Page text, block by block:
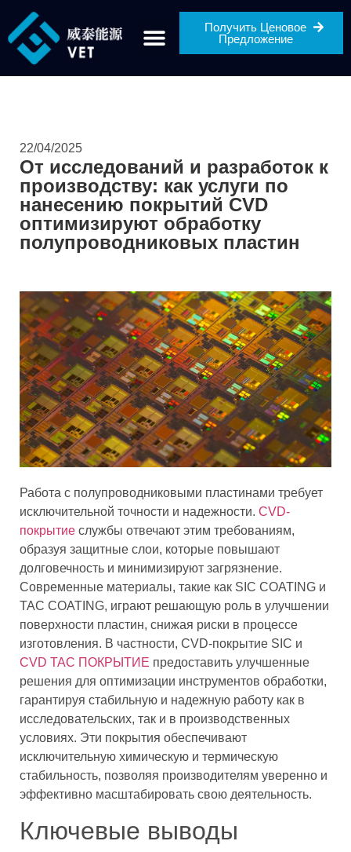
Получить Ценовое
Предложение
22/04/2025
От исследований и разработок к
производству: как услуги по
нанесению покрытий CVD
оптимизируют обработку
полупроводниковых пластин
Работа с полупроводниковыми пластинами требует
исключительной точности и надежности. CVD-
покрытие службы отвечают этим требованиям,
образуя защитные слои, которые повышают
долговечность и минимизируют загрязнение.
Современные материалы, такие как SIC COATING и
TAC COATING, играют решающую роль в улучшении
поверхности пластин, снижая риски в процессе
изготовления. В частности, CVD-покрытие SIC и
CVD ТАС ПОКРЫТИЕ предоставить улучшенные
решения для оптимизации инструментов обработки,
гарантируя стабильную и надежную работу как в
исследовательских, так и в производственных
условиях. Эти покрытия обеспечивают
исключительную химическую и термическую
стабильность, позволяя производителям уверенно и
эффективно масштабировать свою деятельность.
Ключевые выводы